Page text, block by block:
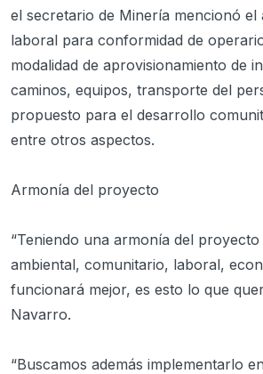
el secretario de Minería mencionó el
laboral para conformidad de
modalidad de aprovisionamiento de
caminos, equipos, transporte del
propuesto para el desarrollo
entre otros aspectos.
Armonía del proyecto
“Teniendo una armonía del
ambiental, comunitario, laboral,
funcionará mejor, es esto lo que
Navarro.
“Buscamos además implementarlo